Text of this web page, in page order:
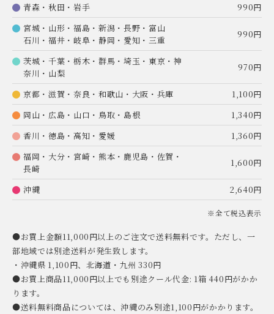
青森・秋田・岩手
990円
宮城・山形・福島・新潟・長野・富山
石川・福井・岐阜・静岡・愛知・三重
990円
茨城・千葉・栃木・群馬・埼玉・東京・神
奈川・山梨
970円
京都・滋賀・奈良・和歌山・大阪・兵庫
1,100円
岡山・広島・山口・鳥取・島根
1,340円
香川・徳島・高知・愛媛
1,360円
福岡・大分・宮崎・熊本・鹿児島・佐賀・
長崎
1,600円
沖縄 2,640円
※全て税込表示
●お買上金額11,000円以上のご注文で送料無料です。ただし、一
部地域では別途送料が発生致します。
・沖縄県 1,100円、北海道・九州 330円
●お買上商品11,000円以上でも別途クール代金: 1箱 440円がかか
ります。
●送料無料商品については、沖縄のみ別途1,100円がかかります。